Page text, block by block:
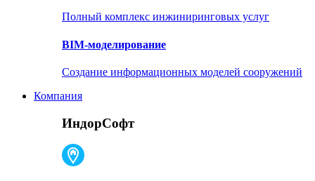
Полный комплекс инжиниринговых услуг
BIM-моделирование
Создание информационных моделей сооружений
Компания
ИндорСофт